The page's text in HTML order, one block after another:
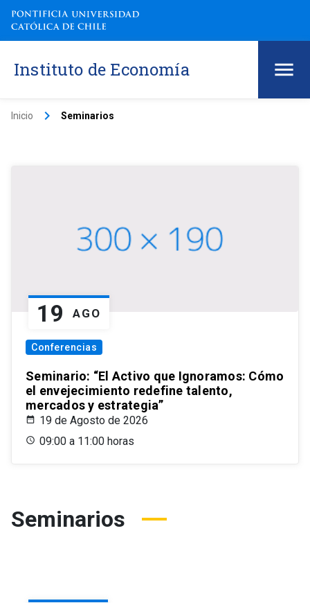
Instituto de Economía
Inicio keyboard_arrow_right Seminarios
19 AGO
Conferencias
Seminario: “El Activo que Ignoramos: Cómo
el envejecimiento redefine talento,
mercados y estrategia”
19 de Agosto de 2026
09:00 a 11:00 horas
Seminarios